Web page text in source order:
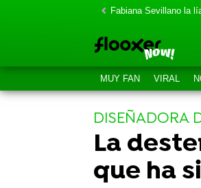
Fabiana Sevillano la
MUY FAN VIRAL
DISEÑADORA
La
que ha